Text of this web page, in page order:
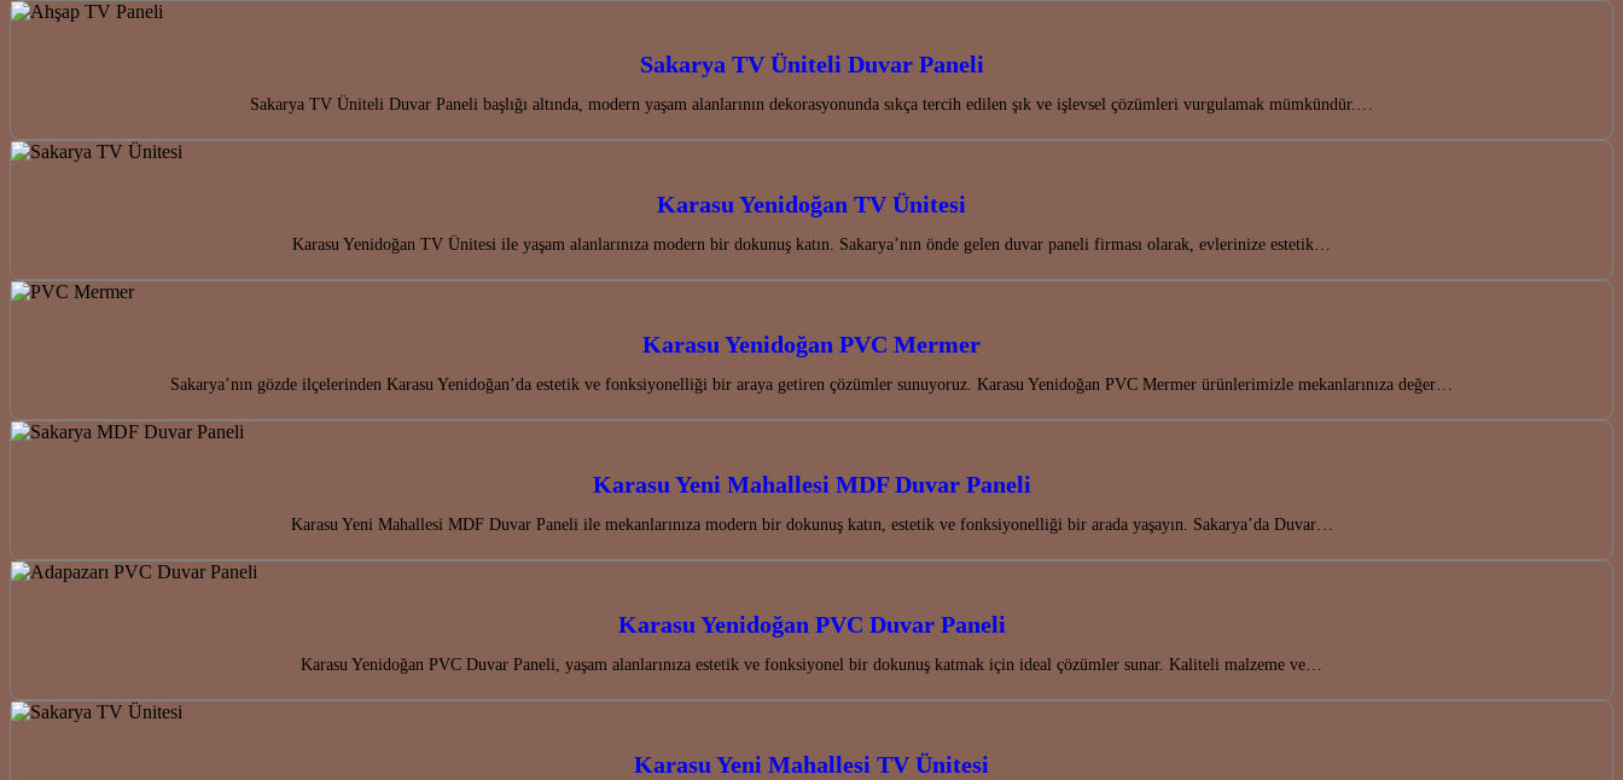
Sakarya TV Üniteli Duvar Paneli
Sakarya TV Üniteli Duvar Paneli başlığı altında, modern yaşam alanlarının dekorasyonunda sıkça tercih edilen şık ve işlevsel çözümleri vurgulamak mümkündür.…
Karasu Yenidoğan TV Ünitesi
Karasu Yenidoğan TV Ünitesi ile yaşam alanlarınıza modern bir dokunuş katın. Sakarya’nın önde gelen duvar paneli firması olarak, evlerinize estetik…
Karasu Yenidoğan PVC Mermer
Sakarya’nın gözde ilçelerinden Karasu Yenidoğan’da estetik ve fonksiyonelliği bir araya getiren çözümler sunuyoruz. Karasu Yenidoğan PVC Mermer ürünlerimizle mekanlarınıza değer…
Karasu Yeni Mahallesi MDF Duvar Paneli
Karasu Yeni Mahallesi MDF Duvar Paneli ile mekanlarınıza modern bir dokunuş katın, estetik ve fonksiyonelliği bir arada yaşayın. Sakarya’da Duvar…
Karasu Yenidoğan PVC Duvar Paneli
Karasu Yenidoğan PVC Duvar Paneli, yaşam alanlarınıza estetik ve fonksiyonel bir dokunuş katmak için ideal çözümler sunar. Kaliteli malzeme ve…
Karasu Yeni Mahallesi TV Ünitesi